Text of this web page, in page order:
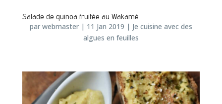
Salade de quinoa fruitée au Wakamé
par webmaster| 11 Jan 2019 | Je cuisine avec des
algues en feuilles